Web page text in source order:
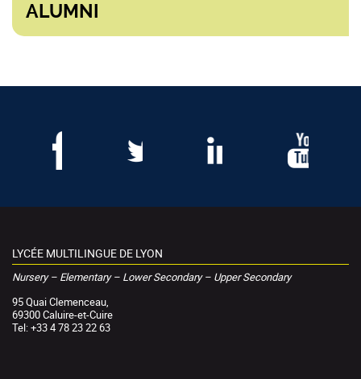
ALUMNI
LYCÉE MULTILINGUE DE LYON
Nursery – Elementary – Lower Secondary – Upper Secondary
95 Quai Clemenceau,
69300 Caluire-et-Cuire
Tel: +33 4 78 23 22 63